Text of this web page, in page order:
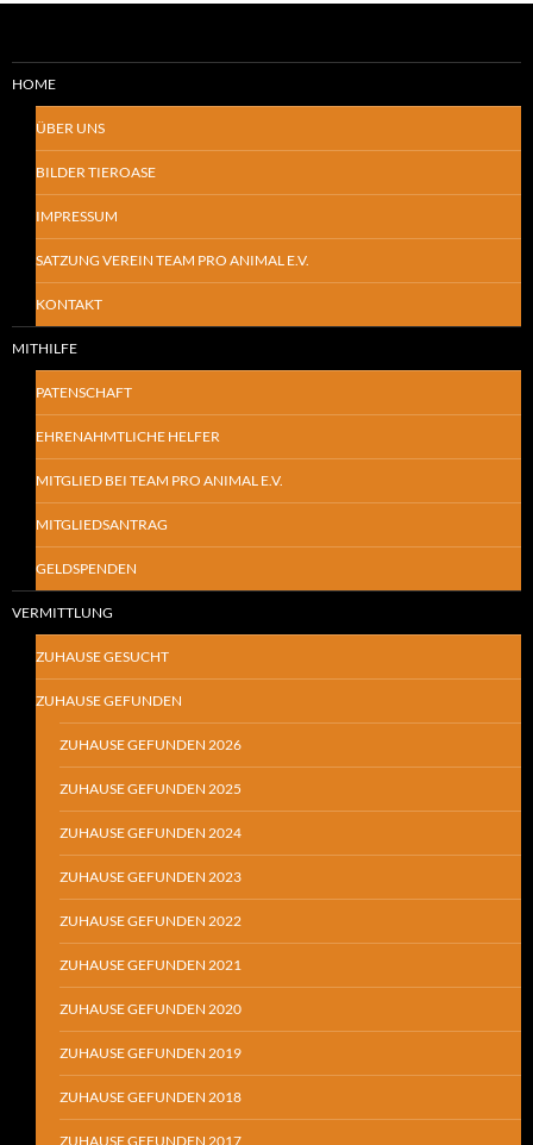
HOME
ÜBER UNS
BILDER TIEROASE
IMPRESSUM
SATZUNG VEREIN TEAM PRO ANIMAL E.V.
KONTAKT
MITHILFE
PATENSCHAFT
EHRENAHMTLICHE HELFER
MITGLIED BEI TEAM PRO ANIMAL E.V.
MITGLIEDSANTRAG
GELDSPENDEN
VERMITTLUNG
ZUHAUSE GESUCHT
ZUHAUSE GEFUNDEN
ZUHAUSE GEFUNDEN 2026
ZUHAUSE GEFUNDEN 2025
ZUHAUSE GEFUNDEN 2024
ZUHAUSE GEFUNDEN 2023
ZUHAUSE GEFUNDEN 2022
ZUHAUSE GEFUNDEN 2021
ZUHAUSE GEFUNDEN 2020
ZUHAUSE GEFUNDEN 2019
ZUHAUSE GEFUNDEN 2018
ZUHAUSE GEFUNDEN 2017